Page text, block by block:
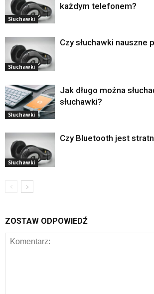
Słuchawki
każdym telefonem?
Słuchawki
Czy słuchawki nauszne
Słuchawki
Jak długo można
słuchawki?
Słuchawki
Czy Bluetooth jest
ZOSTAW ODPOWIEDŹ